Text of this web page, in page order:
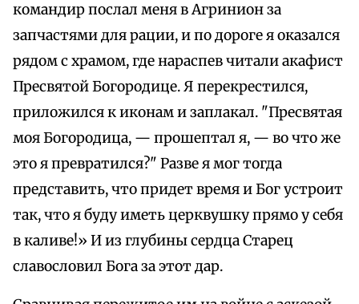
командир послал меня в Агринион за
запчастями для рации, и по дороге я оказался
рядом с храмом, где нараспев читали акафист
Пресвятой Богородице. Я перекрестился,
приложился к иконам и заплакал. "Пресвятая
моя Богородица, — прошептал я, — во что же
это я превратился?" Разве я мог тогда
представить, что придет время и Бог устроит
так, что я буду иметь церквушку прямо у себя
в каливе!» И из глубины сердца Старец
славословил Бога за этот дар.